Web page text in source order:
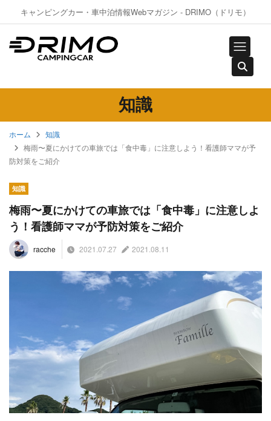
キャンピングカー・車中泊情報Webマガジン - DRIMO（ドリモ）
知識
ホーム
知識
梅雨〜夏にかけての車旅では「食中毒」に注意しよう！看護師ママが予
防対策をご紹介
知識
梅雨〜夏にかけての車旅では「食中毒」に注意しよ
う！看護師ママが予防対策をご紹介
racche 2021.07.27 2021.08.11